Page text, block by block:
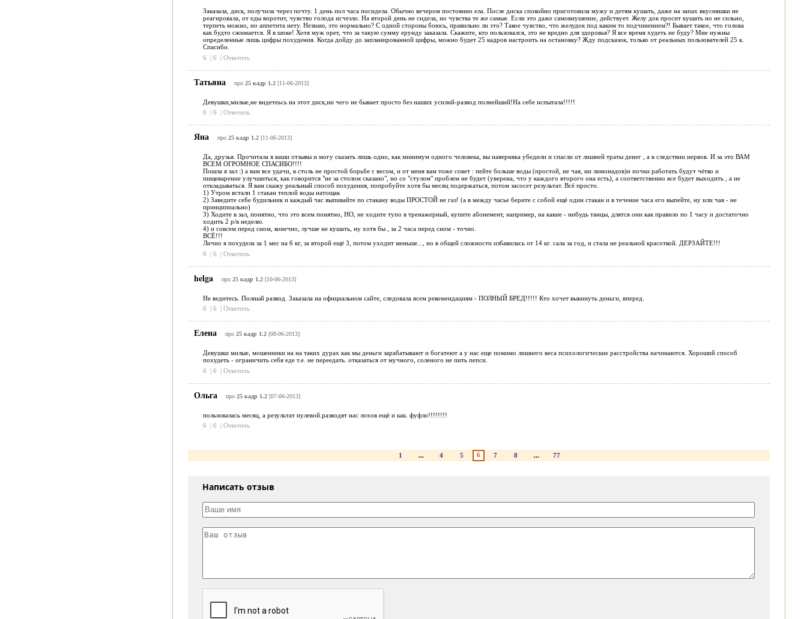
Заказала, диск, получила через почту. 1 день пол часа посидела. Обычно вечером постоянно ела. После диска спокойно приготовила мужу и детям кушать, даже на запах вкусняшки не
реагировала, от еды воротит, чувство голода исчезло. На второй день не сидела, но чувства те же самые. Если это даже самовнушение, действует. Желу док просит кушать но не сильно,
терпеть можно, но аппетита нету. Незнаю, это нормально? С одной стороны боюсь, правильно ли это? Такое чувство, что желудок под каким то подчинением?! Бывает такое, что голова
как будто сжимается. Я в шоке! Хотя муж орет, что за такую сумму ерунду заказала. Скажите, кто пользовался, это не вредно для здоровья? Я все время худеть не буду? Мне нужны
определенные лишь цифры похудения. Когда дойду до запланированной цифры, можно будет 25 кадров настроить на остановку? Жду подсказок, только от реальных пользователей 25 к.
Спасибо.
6
| 6 | Ответить
Татьяна про 25 кадр 1.2[11-06-2013]
Девушки,милые,не видетеьсь на этот диск,ни чего не бывает просто без наших усилий-развод полнейший!На себе испытала!!!!!
6
| 6 | Ответить
Яна про 25 кадр 1.2[11-06-2013]
Да, друзья. Прочитала я ваши отзывы и могу сказать лишь одно, как минимум одного человека, вы наверняка убедили и спасли от лишней траты денег , а в следствии нервов. И за это ВАМ
ВСЕМ ОГРОМНОЕ СПАСИБО!!!!
Пошла я зал :) а вам все удачи, в столь не простой борьбе с весом, и от меня вам тоже совет : пейте больше воды (простой, не чая, ни лимонадов)и почки работать будут чётко и
пищеварение улучшиться, как говорится "не за столом сказано", но со "стулом" проблем не будет (уверена, что у каждого второго она есть), а соответственно все будет выходить , а не
откладываться. Я вам скажу реальный способ похудения, попробуйте хотя бы месяц подержаться, потом засосет результат. Всё просто.
1) Утром встали 1 стакан теплой воды натощак
2) Заведите себе будильник и каждый час выпивайте по стакану воды ПРОСТОЙ не газ! (а в между часье берите с собой ещё один стакан и в течение часа его выпейте, ну или чая - не
принципиально)
3) Ходите в зал, понятно, что это всем понятно, НО, не ходите тупо в тренажерный, купите абонемент, например, на какие - нибудь танцы, длятся они как правило по 1 часу и достаточно
ходить 2 р/в неделю.
4) и совсем перед сном, конечно, лучше не кушать, ну хотя бы , за 2 часа перед сном - точно.
ВСЁ!!!
Лично я похудела за 1 мес на 6 кг, за второй ещё 3, потом уходит меньше..., но в общей сложности избавилась от 14 кг. сала за год, и стала не реальной красоткой. ДЕРЗАЙТЕ!!!
6
| 6 | Ответить
helga про 25 кадр 1.2[10-06-2013]
Не ведитесь. Полный развод. Заказала на официальном сайте, следовала всем рекомендациям - ПОЛНЫЙ БРЕД!!!!! Кто хочет выкинуть деньги, вперед.
6
| 6 | Ответить
Елена про 25 кадр 1.2[08-06-2013]
Девушки милые, мошенники на на таких дурах как мы деньги зарабатывают и богатеют а у нас еще помимо лишнего веса психологические расстройства начинаются. Хороший способ
похудеть - ограничить себя еде т.е. не переедать. отказаться от мучного, соленого не пить пепси.
6
| 6 | Ответить
Ольга про 25 кадр 1.2[07-06-2013]
пользовалась месяц, а результат нулевой.разводят нас лохов ещё и как. фуфло!!!!!!!!
6
| 6 | Ответить
1 ... 4 5 6 7 8 ... 77
Написать отзыв